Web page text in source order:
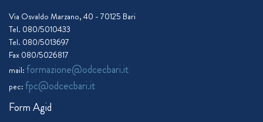
Via Osvaldo Marzano, 40 - 70125 Bari
Tel. 080/5010433
Tel. 080/5013697
Fax 080/5026817
mail: formazione@odcecbari.it
pec: fpc@odcecbari.it
Form Agid